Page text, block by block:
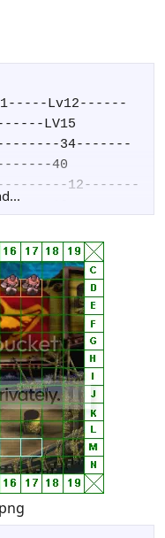
Lv12------
LV15
34-------
40
12-------
16
12-------
15
12-------
14
9--------
12
5--------
6
4--------
5
và 1MOVE
Steel Axe--Steel